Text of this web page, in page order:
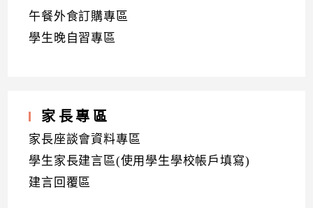
午餐外食訂購專區
學生晚自習專區
家長專區
家長座談會資料專區
學生家長建言區(使用學生學校帳戶填寫)
建言回覆區